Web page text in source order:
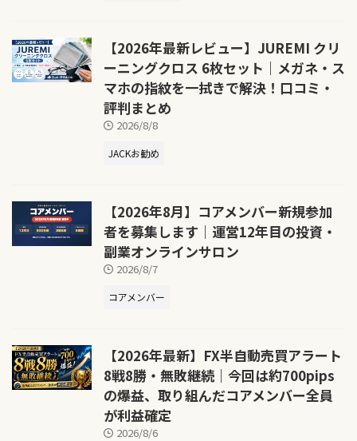
【2026年最新レビュー】JUREMI クリ
ーニングクロス 6枚セット｜メガネ・ス
マホの指紋を一拭きで解決！口コミ・
評判まとめ
2026/8/8
JACKお勧め
【2026年8月】コアメンバー新規参加
者を募集します｜運営12年目の投資・
副業オンラインサロン
2026/8/7
コアメンバー
【2026年最新】FX半自動売買アラート
8戦8勝・無敗継続｜今回は約700pips
の爆益、取り組んだコアメンバー全員
が利益確定
2026/8/6